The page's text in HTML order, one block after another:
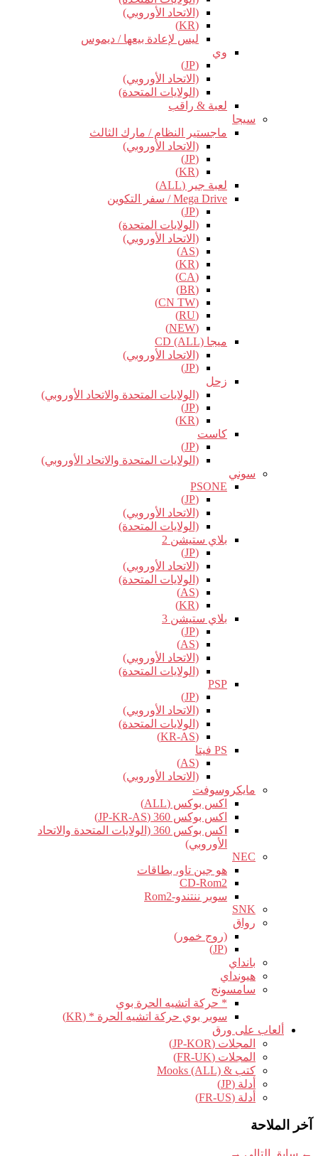
(الاتحاد الأوروبي)
(KR)
ليس لإعادة بيعها / ديموس
وي
(JP)
(الاتحاد الأوروبي)
(الولايات المتحدة)
لعبة & راقب
سيجا
ماجستير النظام / مارك الثالث
(الاتحاد الأوروبي)
(JP)
(KR)
لعبة جير (ALL)
Mega Drive / سفر التكوين
(JP)
(الولايات المتحدة)
(الاتحاد الأوروبي)
(AS)
(KR)
(CA)
(BR)
(CN TW)
(RU)
(NEW)
ميجا CD (ALL)
(الاتحاد الأوروبي)
(JP)
زحل
(الولايات المتحدة والاتحاد الأوروبي)
(JP)
(KR)
كاست
(JP)
(الولايات المتحدة والاتحاد الأوروبي)
سوني
PSONE
(JP)
(الاتحاد الأوروبي)
(الولايات المتحدة)
بلاي ستيشن 2
(JP)
(الاتحاد الأوروبي)
(الولايات المتحدة)
(AS)
(KR)
بلاي ستيشن 3
(JP)
(AS)
(الاتحاد الأوروبي)
(الولايات المتحدة)
PSP
(JP)
(الاتحاد الأوروبي)
(الولايات المتحدة)
(KR-AS)
PS فيتا
(AS)
(الاتحاد الأوروبي)
مايكروسوفت
اكس بوكس (ALL)
اكس بوكس 360 (JP-KR-AS)
اكس بوكس 360 (الولايات المتحدة والاتحاد
الأوروبي)
NEC
هو جين تاو، بطاقات
CD-Rom2
سوبر ننتندو-Rom2
SNK
رواق
(روج خمور)
(JP)
بانداي
هيونداي
سامسونج
* حركة اتشيه الحرة بوي
سوبر بوي حركة اتشيه الحرة * (KR)
ألعاب على ورق
المجلات (JP-KOR)
المجلات (FR-UK)
كتب & Mooks (ALL)
أدلة (JP)
أدلة (FR-US)
آخر الملاحة
← سابق التالي →